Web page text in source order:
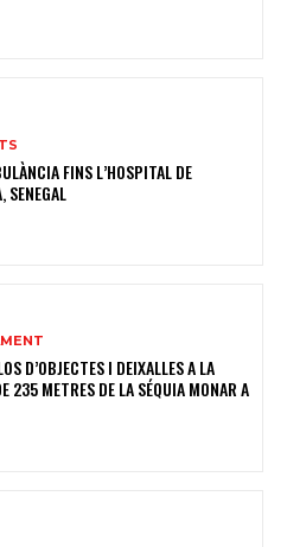
FINS L’HOSPITAL DE
SENEGAL
D’OBJECTES I DEIXALLES A LA
235 METRES DE LA SÉQUIA MONAR A